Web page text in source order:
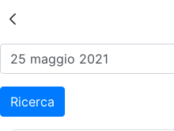
Risultati
Ricerca